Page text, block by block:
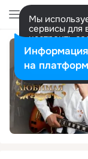
Мы
сервисы для
настроить
Разрешить
на